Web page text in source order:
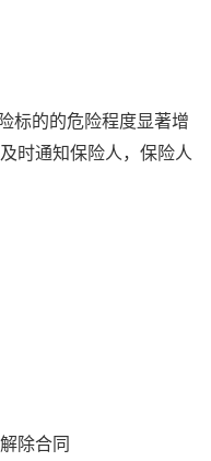
标的的危险程度显著增
时通知保险人，保险人
除合同